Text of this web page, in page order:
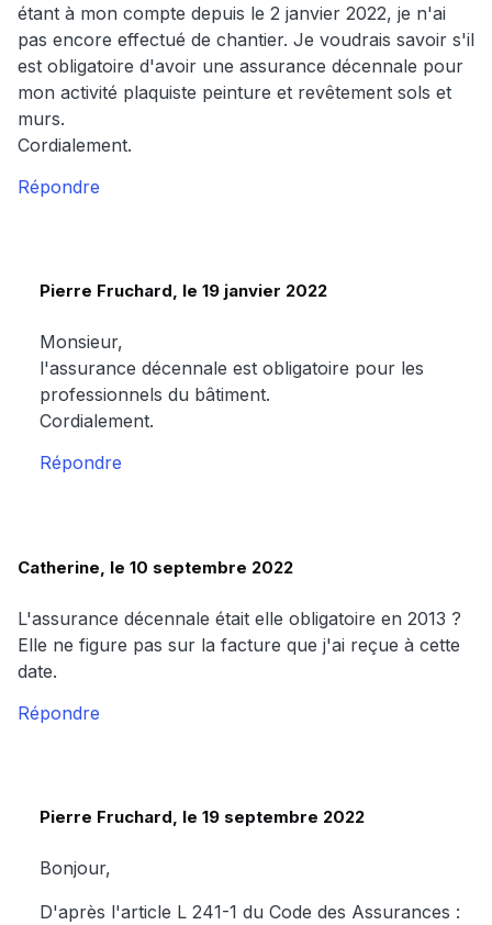
étant à mon compte depuis le 2 janvier 2022, je n'ai
pas encore effectué de chantier. Je voudrais savoir s'il
est obligatoire d'avoir une assurance décennale pour
mon activité plaquiste peinture et revêtement sols et
murs.
Cordialement.
Répondre
Pierre Fruchard, le 19 janvier 2022
Monsieur,
l'assurance décennale est obligatoire pour les
professionnels du bâtiment.
Cordialement.
Répondre
Catherine, le 10 septembre 2022
L'assurance décennale était elle obligatoire en 2013 ?
Elle ne figure pas sur la facture que j'ai reçue à cette
date.
Répondre
Pierre Fruchard, le 19 septembre 2022
Bonjour,
D'après l'article L 241-1 du Code des Assurances :